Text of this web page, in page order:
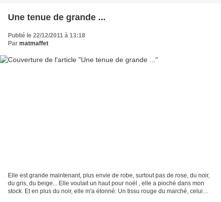
Une tenue de grande ...
Publié le 22/12/2011 à 13:18
Par matmaffet
Elle est grande maintenant, plus envie de robe, surtout pas de rose, du noir,
du gris, du beige... Elle voulait un haut pour noël , elle a pioché dans mon
stock. Et en plus du noir, elle m'a étonné: Un tissu rouge du marché, celui